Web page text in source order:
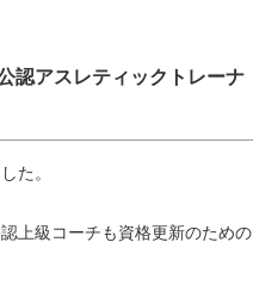
認アスレティックトレーナ
た。
上級コーチも資格更新のための